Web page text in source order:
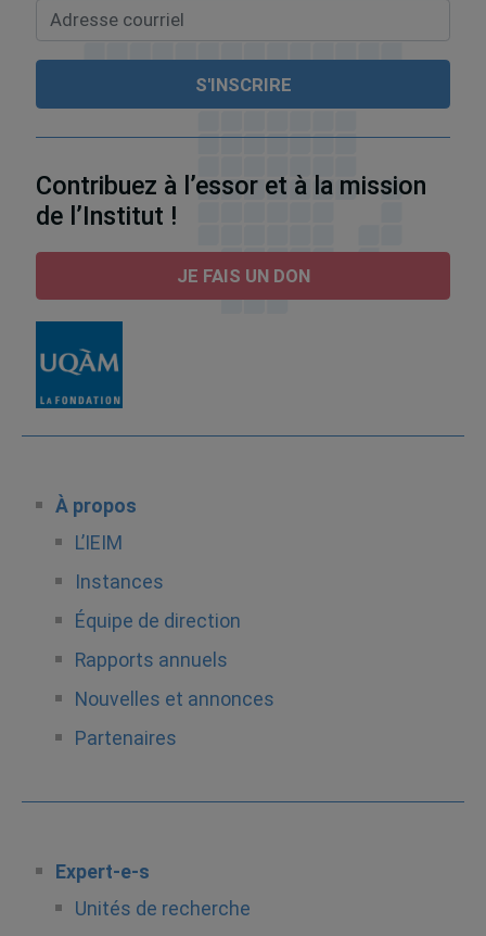
Contribuez à l’essor et à la mission
de l’Institut !
JE FAIS UN DON
À propos
L’IEIM
Instances
Équipe de direction
Rapports annuels
Nouvelles et annonces
Partenaires
Expert-e-s
Unités de recherche